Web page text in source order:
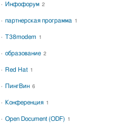
Инфофорум 2
партнерская программа 1
T38modem 1
образование 2
Red Hat 1
ПингВин 6
Конференция 1
Open Document (ODF) 1